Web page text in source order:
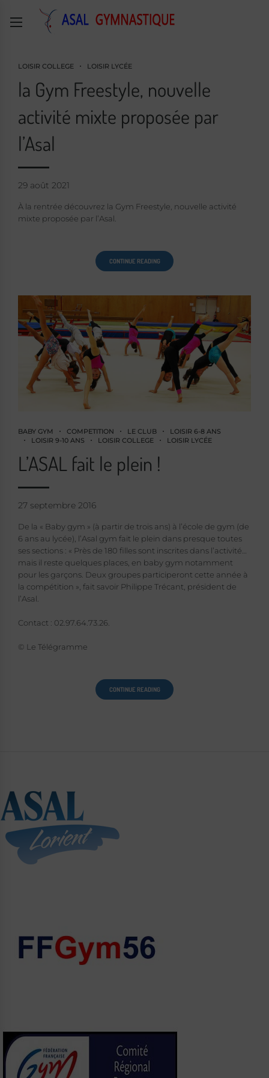
LOISIR COLLEGE LOISIR LYCÉE
la Gym Freestyle, nouvelle
activité mixte proposée par
l’Asal
29 août 2021
À la rentrée découvrez la Gym Freestyle, nouvelle activité
mixte proposée par l’Asal.
CONTINUE READING
BABY GYM COMPETITION LE CLUB
LOISIR 6-8 ANS
LOISIR 9-10 ANS
LOISIR COLLEGE LOISIR LYCÉE
L’ASAL fait le plein !
27 septembre 2016
De la « Baby gym » (à partir de trois ans) à l’école de gym (de
6 ans au lycée), l’Asal gym fait le plein dans presque toutes
ses sections : « Près de 180 filles sont inscrites dans l’activité…
mais il reste quelques places, en baby gym notamment
pour les garçons. Deux groupes participeront cette année à
la compétition », fait savoir Philippe Trécant, président de
l’Asal.
Contact : 02.97.64.73.26.
© Le Télégramme
CONTINUE READING